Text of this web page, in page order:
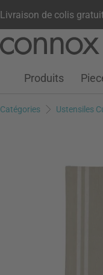
Livraison de colis
Votre compteListe de souhaits
Warenkorb
Produits
Catégories Ustensiles